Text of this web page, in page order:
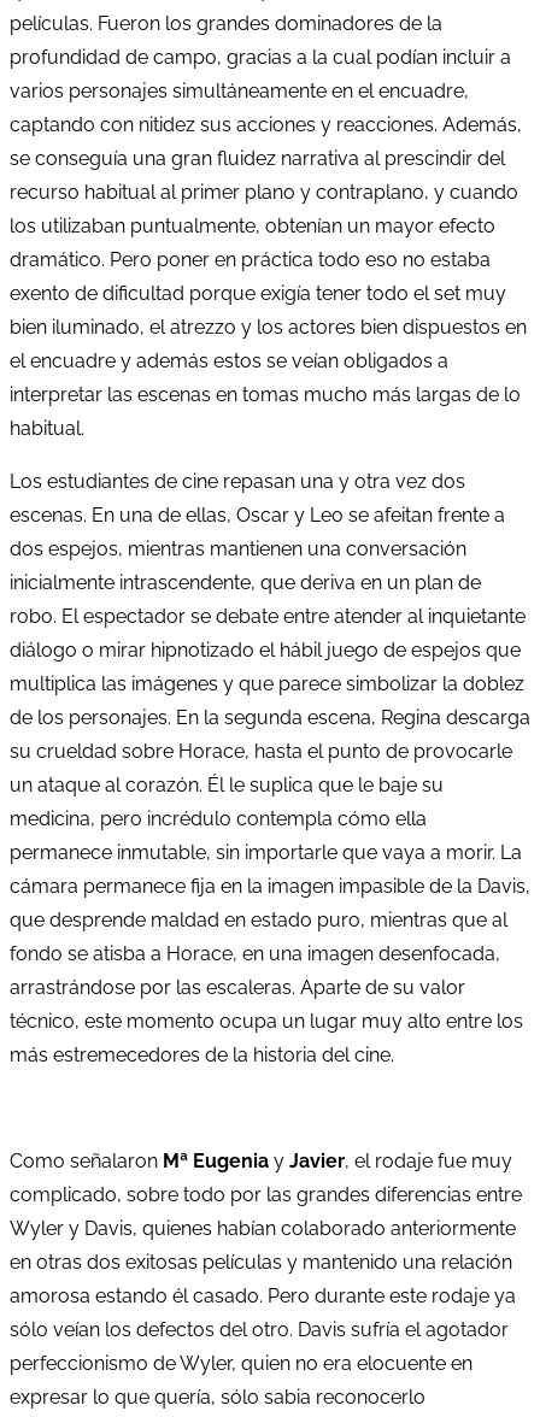
películas. Fueron los grandes dominadores de la
profundidad de campo, gracias a la cual podían incluir a
varios personajes simultáneamente en el encuadre,
captando con nitidez sus acciones y reacciones. Además,
se conseguía una gran fluidez narrativa al prescindir del
recurso habitual al primer plano y contraplano, y cuando
los utilizaban puntualmente, obtenían un mayor efecto
dramático. Pero poner en práctica todo eso no estaba
exento de dificultad porque exigía tener todo el set muy
bien iluminado, el atrezzo y los actores bien dispuestos en
el encuadre y además estos se veían obligados a
interpretar las escenas en tomas mucho más largas de lo
habitual.
Los estudiantes de cine repasan una y otra vez dos
escenas. En una de ellas, Oscar y Leo se afeitan frente a
dos espejos, mientras mantienen una conversación
inicialmente intrascendente, que deriva en un plan de
robo. El espectador se debate entre atender al inquietante
diálogo o mirar hipnotizado el hábil juego de espejos que
multiplica las imágenes y que parece simbolizar la doblez
de los personajes. En la segunda escena, Regina descarga
su crueldad sobre Horace, hasta el punto de provocarle
un ataque al corazón. Él le suplica que le baje su
medicina, pero incrédulo contempla cómo ella
permanece inmutable, sin importarle que vaya a morir. La
cámara permanece fija en la imagen impasible de la Davis,
que desprende maldad en estado puro, mientras que al
fondo se atisba a Horace, en una imagen desenfocada,
arrastrándose por las escaleras. Aparte de su valor
técnico, este momento ocupa un lugar muy alto entre los
más estremecedores de la historia del cine.
Como señalaron Mª Eugenia y Javier, el rodaje fue muy
complicado, sobre todo por las grandes diferencias entre
Wyler y Davis, quienes habían colaborado anteriormente
en otras dos exitosas películas y mantenido una relación
amorosa estando él casado. Pero durante este rodaje ya
sólo veían los defectos del otro. Davis sufría el agotador
perfeccionismo de Wyler, quien no era elocuente en
expresar lo que quería, sólo sabia reconocerlo